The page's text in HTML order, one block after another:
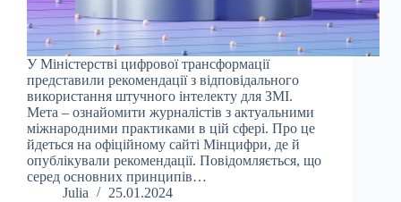
У Міністерстві цифрової трансформації
представили рекомендації з відповідального
використання штучного інтелекту для ЗМІ.
Мета – ознайомити журналістів з актуальними
міжнародними практиками в цій сфері. Про це
йдеться на офіційному сайті Мінцифри, де й
опублікували рекомендації. Повідомляється, що
серед основних принципів…
Julia
25.01.2024